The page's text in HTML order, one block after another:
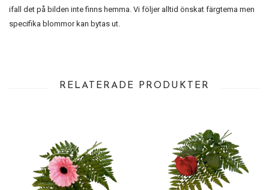
ifall det på bilden inte finns hemma. Vi följer alltid önskat färgtema men
specifika blommor kan bytas ut.
RELATERADE PRODUKTER